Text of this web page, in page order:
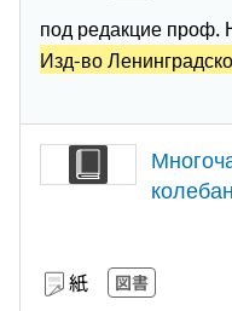
под редакцие проф.
Изд-во
紙 図書